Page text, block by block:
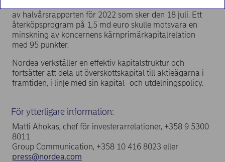
av halvårsrapporten för 2022 som sker den 18 juli. Ett
återköpsprogram på 1,5 md euro skulle motsvara en
minskning av koncernens kärnprimärkapitalrelation
med 95 punkter.
Nordea verkställer en effektiv kapitalstruktur och
fortsätter att dela ut överskottskapital till aktieägarna i
framtiden, i linje med sin kapital- och utdelningspolicy.
För ytterligare information:
Matti Ahokas, chef för investerarrelationer, +358 9 5300
8011
Group Communication, +358 10 416 8023 eller
press@nordea.com